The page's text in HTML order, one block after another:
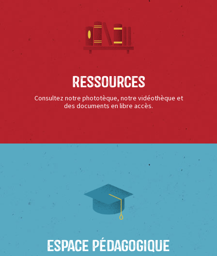
Ressources
Consultez notre phototèque, notre vidéothèque et
des documents en libre accès.
Espace Pédagogique